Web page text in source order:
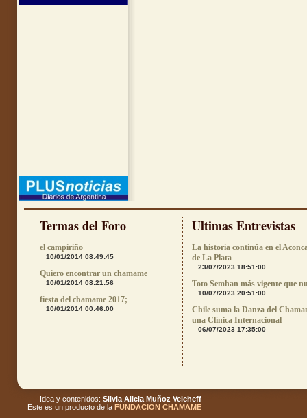
Termas del Foro
el campiriño
10/01/2014 08:49:45
Quiero encontrar un chamame
10/01/2014 08:21:56
fiesta del chamame 2017;
10/01/2014 00:46:00
Ultimas Entrevistas
La historia continúa en el
de La Plata
23/07/2023 18:51:00
Toto Semhan más vigente que
10/07/2023 20:51:00
Chile suma la Danza del
una Clínica Internacional
06/07/2023 17:35:00
Idea y contenidos: Silvia Alicia Muñoz Velcheff
Este es un producto de la FUNDACION CHAMAME